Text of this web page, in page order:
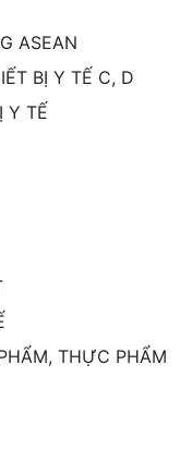
ASEAN
BỊ Y TẾ C, D
Y TẾ
THỰC PHẨM